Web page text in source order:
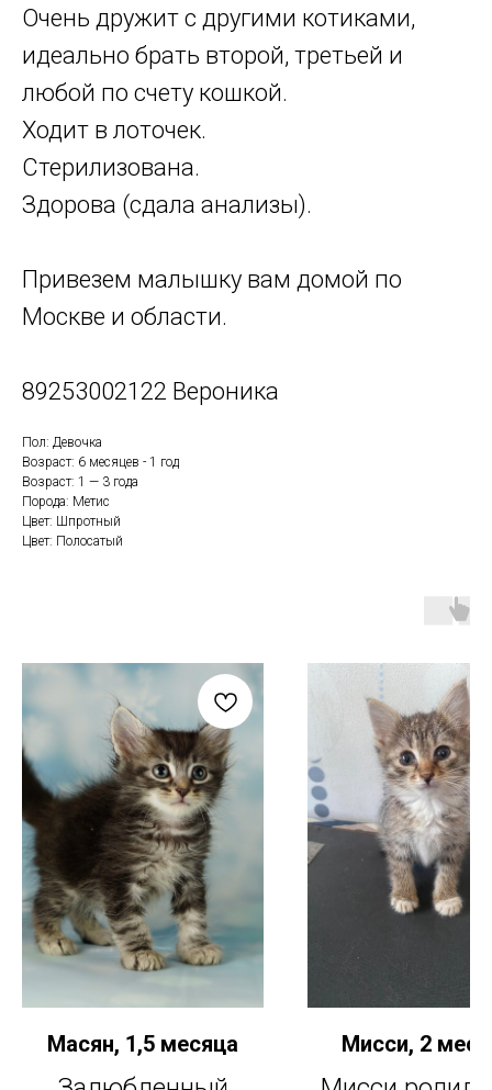
Очень дружит с другими котиками,
идеально брать второй, третьей и
любой по счету кошкой.
Ходит в лоточек.
Стерилизована.
Здорова (сдала анализы).
Привезем малышку вам домой по
Москве и области.
89253002122 Вероника
Пол: Девочка
Возраст: 6 месяцев - 1 год
Возраст: 1 — 3 года
Порода: Метис
Цвет: Шпротный
Цвет: Полосатый
Масян, 1,5 месяца Мисси, 2